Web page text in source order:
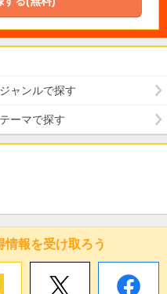
ジャンルで探す
テーマで探す
情報を受け取ろう